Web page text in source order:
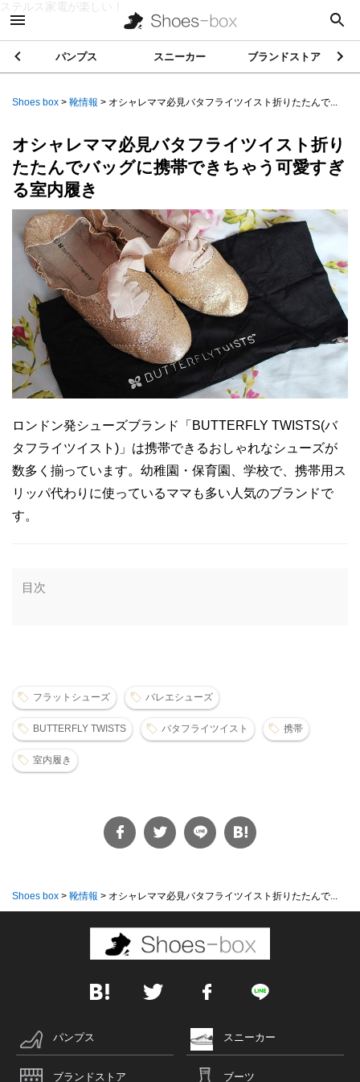
ステルス家電が楽しい！
パンプス スニーカー ブランドストア
Shoes box > 靴情報 > オシャレママ必見バタフライツイスト折りたたんで...
オシャレママ必見バタフライツイスト折り
たたんでバッグに携帯できちゃう可愛すぎ
る室内履き
ロンドン発シューズブランド「BUTTERFLY TWISTS(バ
タフライツイスト)」は携帯できるおしゃれなシューズが
数多く揃っています。幼稚園・保育園、学校で、携帯用ス
リッパ代わりに使っているママも多い人気のブランドで
す。
目次
フラットシューズ バレエシューズ
BUTTERFLY TWISTS バタフライツイスト 携帯
室内履き
Shoes box > 靴情報 > オシャレママ必見バタフライツイスト折りたたんで...
パンプス スニーカー
ブランドストア ブーツ